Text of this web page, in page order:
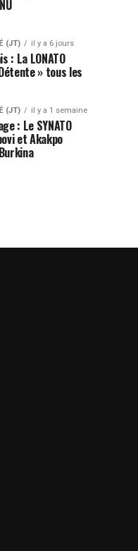
(JT) il y a 6 jours
: La LONATO
» tous les
(JT) il y a 1 semaine
: Le SYNATO
et Akakpo